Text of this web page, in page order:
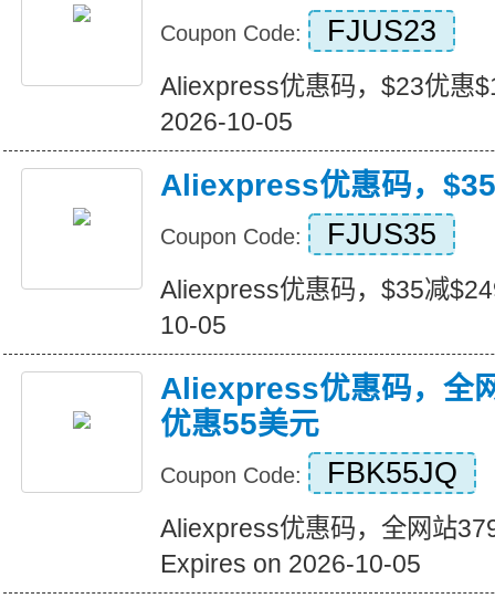
Coupon Code: FJUS23
Aliexpress优惠码，$23优惠
2026-10-05
Aliexpress优惠码，
Coupon Code: FJUS35
Aliexpress优惠码，$35减
10-05
Aliexpress优惠码，全
优惠55美元
Coupon Code: FBK55JQ
Aliexpress优惠码，全网站
Expires on 2026-10-05